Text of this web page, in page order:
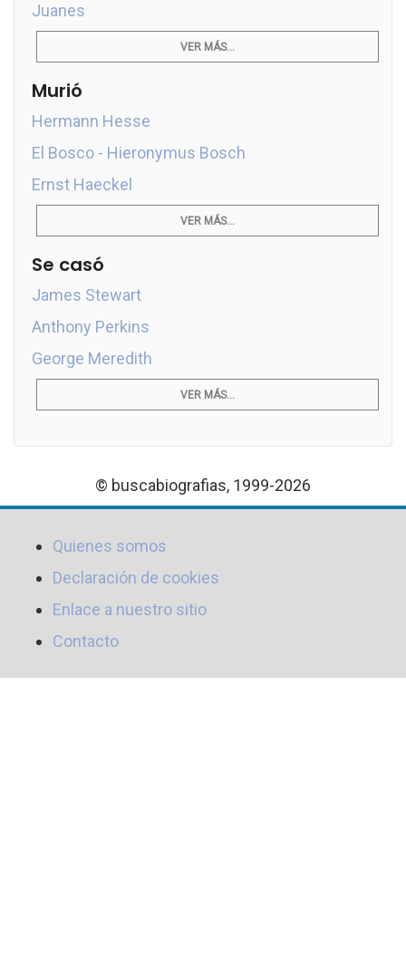
Juanes
VER MÁS...
Murió
Hermann Hesse
El Bosco - Hieronymus Bosch
Ernst Haeckel
VER MÁS...
Se casó
James Stewart
Anthony Perkins
George Meredith
VER MÁS...
© buscabiografias, 1999-2026
Quienes somos
Declaración de cookies
Enlace a nuestro sitio
Contacto